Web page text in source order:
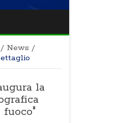
/ News /
la
fuoco"